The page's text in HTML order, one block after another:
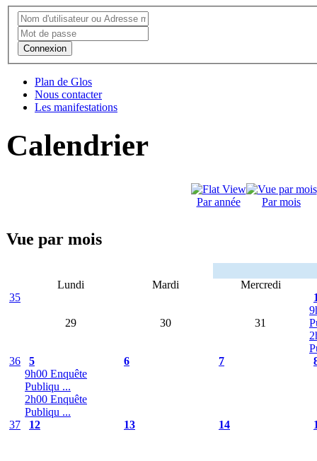
Connexion
Plan de Glos
Nous contacter
Les manifestations
Calendrier
Par année Par mois
Vue par mois
Lundi Mardi
Mercredi
35
29 30 31
36
5
9h00 Enquête
Publiqu ...
2h00 Enquête
Publiqu ...
6 7
37 12 13 14